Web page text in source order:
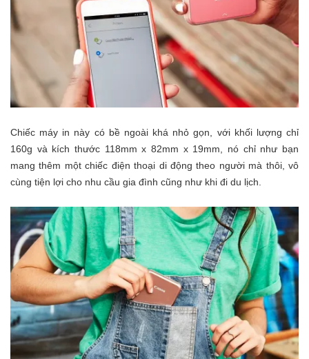
Chiếc máy in này có bề ngoài khá nhỏ gọn, với khối lượng chỉ
160g và kích thước 118mm x 82mm x 19mm, nó chỉ như bạn
mang thêm một chiếc điện thoại di động theo người mà thôi, vô
cùng tiện lợi cho nhu cầu gia đình cũng như khi đi du lịch.